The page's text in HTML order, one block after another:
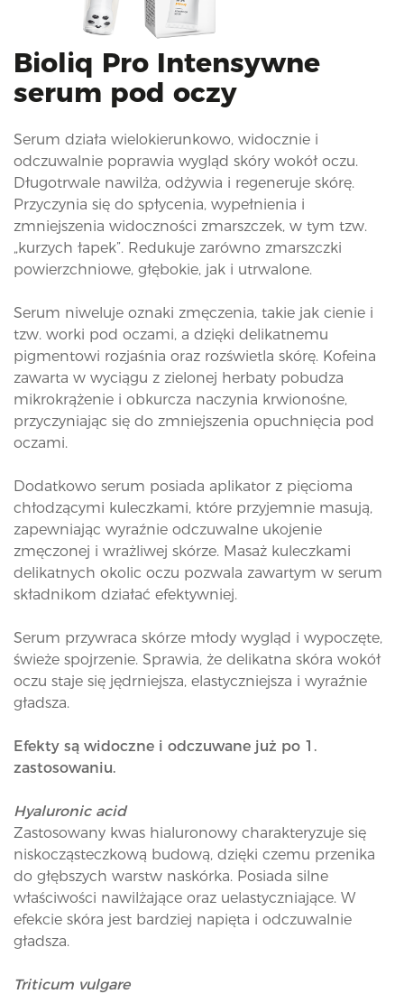
Bioliq Pro Intensywne
serum pod oczy
Serum działa wielokierunkowo, widocznie i
odczuwalnie poprawia wygląd skóry wokół oczu.
Długotrwale nawilża, odżywia i regeneruje skórę.
Przyczynia się do spłycenia, wypełnienia i
zmniejszenia widoczności zmarszczek, w tym tzw.
„kurzych łapek”. Redukuje zarówno zmarszczki
powierzchniowe, głębokie, jak i utrwalone.
Serum niweluje oznaki zmęczenia, takie jak cienie i
tzw. worki pod oczami, a dzięki delikatnemu
pigmentowi rozjaśnia oraz rozświetla skórę. Kofeina
zawarta w wyciągu z zielonej herbaty pobudza
mikrokrążenie i obkurcza naczynia krwionośne,
przyczyniając się do zmniejszenia opuchnięcia pod
oczami.
Dodatkowo serum posiada aplikator z pięcioma
chłodzącymi kuleczkami, które przyjemnie masują,
zapewniając wyraźnie odczuwalne ukojenie
zmęczonej i wrażliwej skórze. Masaż kuleczkami
delikatnych okolic oczu pozwala zawartym w serum
składnikom działać efektywniej.
Serum przywraca skórze młody wygląd i wypoczęte,
świeże spojrzenie. Sprawia, że delikatna skóra wokół
oczu staje się jędrniejsza, elastyczniejsza i wyraźnie
gładsza.
Efekty są widoczne i odczuwane już po 1.
zastosowaniu.
Hyaluronic acid
Zastosowany kwas hialuronowy charakteryzuje się
niskocząsteczkową budową, dzięki czemu przenika
do głębszych warstw naskórka. Posiada silne
właściwości nawilżające oraz uelastyczniające. W
efekcie skóra jest bardziej napięta i odczuwalnie
gładsza.
Triticum vulgare